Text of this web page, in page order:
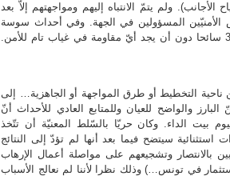
ولم يتمّ الانتباه إليهم ومواجهتهم إلاّ بعد
الأمنيّين المسؤولين في الجهة. وفي أحداث سوسة
حدث تقريبا نفس الشيء، إذ تمّكن شخص بمفرده من قتل 38 سائحا دون أن يجد أيّ مقاومة في غياب تام للأمن.
ناحية التخطيط أو طرق المواجهة أو الجاهزية… إلى
والواضح للعيان وللمتابع العادي للأحداث أنّ
بيت الداء. وكان حريّا بالسّلط المعنيّة أن تتّخذ
سيتضح فيما بعد أنها لم تؤدّ إلى النتائج
بالانتصار وتشجيعهم على مواصلة أعمال الإرهاب
في تونس…) وذلك نظرا لأننا لم نعالج الأسباب